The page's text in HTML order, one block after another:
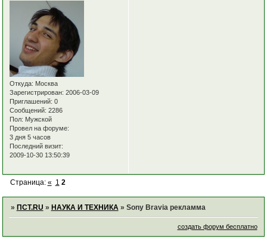
Откуда: Москва
Зарегистрирован: 2006-03-09
Приглашений: 0
Сообщений: 2286
Пол: Мужской
Провел на форуме:
3 дня 5 часов
Последний визит:
2009-10-30 13:50:39
Страница: « 1 2
» ПСТ.RU » НАУКА И ТЕХНИКА » Sony Bravia рекламма
создать форум бесплатно